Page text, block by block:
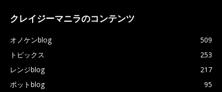
クレイジーマニラのコンテンツ
オノケンblog
509
トピックス
253
レンジblog
217
ポットblog
95